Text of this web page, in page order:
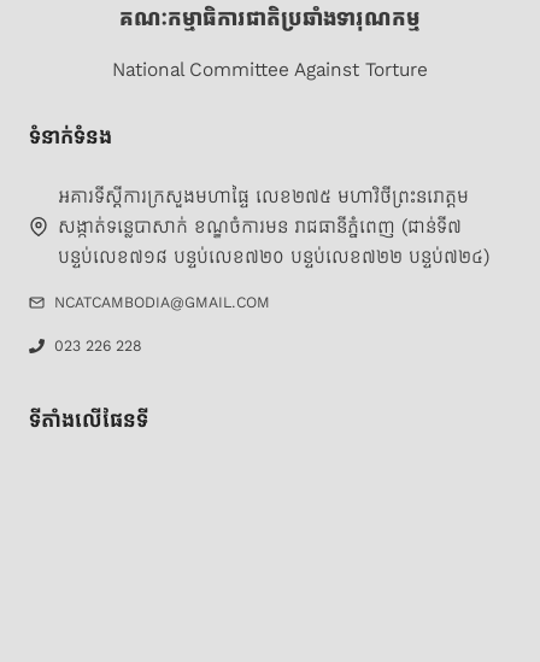
គណៈកម្មាធិការជាតិប្រឆាំងទារុណកម្ម
National Committee Against Torture
ទំនាក់ទំនង
អគារទីស្តីការក្រសួងមហាផ្ទៃ លេខ២៧៥ មហាវិថីព្រះនរោត្តម
សង្កាត់ទន្លេបាសាក់ ខណ្ឌចំការមន រាជធានីភ្នំពេញ (ជាន់ទី៧
បន្ទប់លេខ៧១៨ បន្ទប់លេខ៧២០ បន្ទប់លេខ៧២២ បន្ទប់៧២៤)
NCATCAMBODIA@GMAIL.COM
023 226 228
ទីតាំងលើផែនទី